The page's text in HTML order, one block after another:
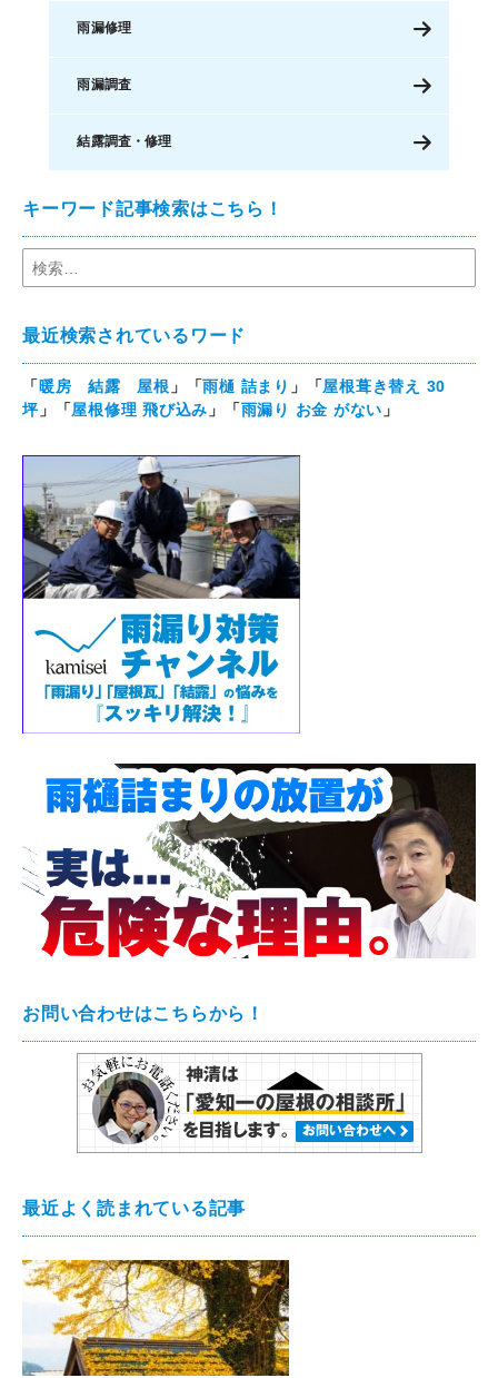
雨漏修理
雨漏調査
結露調査・修理
キーワード記事検索はこちら！
最近検索されているワード
「暖房 結露 屋根 」「雨樋 詰まり 」「屋根葺き替え 30
坪」「屋根修理 飛び込み 」「雨漏り お金 がない 」
お問い合わせはこちらから！
最近よく読まれている記事